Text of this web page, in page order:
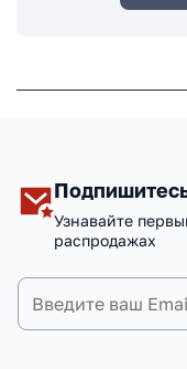
Узнавайте
распродажах